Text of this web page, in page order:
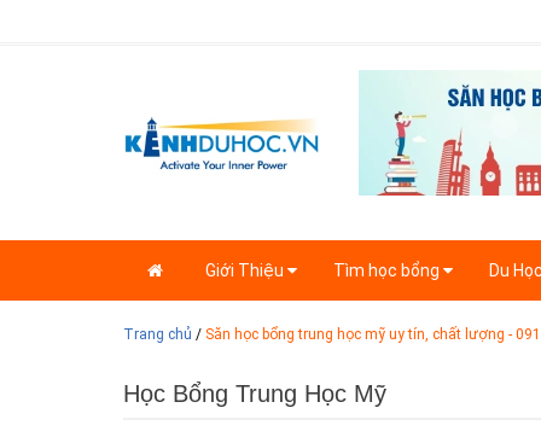
Giới Thiệu Tìm học bổng Du Học
Trang chủ / Săn học bổng trung học mỹ uy tín, chất lượng -
Học Bổng Trung Học Mỹ